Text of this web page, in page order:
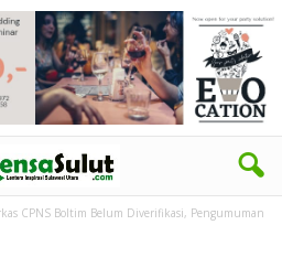
CPNS Boltim Belum Diverifikasi, Pengumuman